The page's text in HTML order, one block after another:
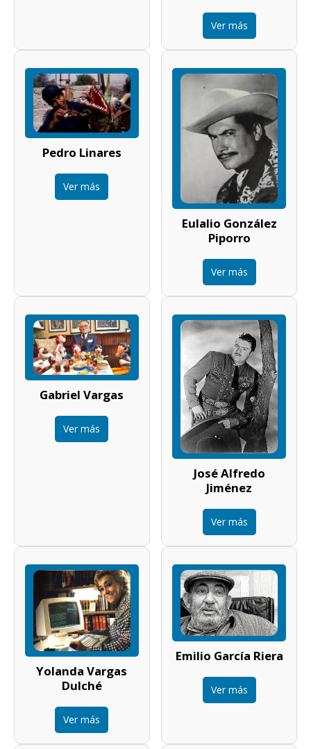
Ver más
Pedro Linares
Ver más
Eulalio González
Piporro
Ver más
Gabriel Vargas
Ver más
José Alfredo
Jiménez
Ver más
Yolanda Vargas
Dulché
Ver más
Emilio García Riera
Ver más